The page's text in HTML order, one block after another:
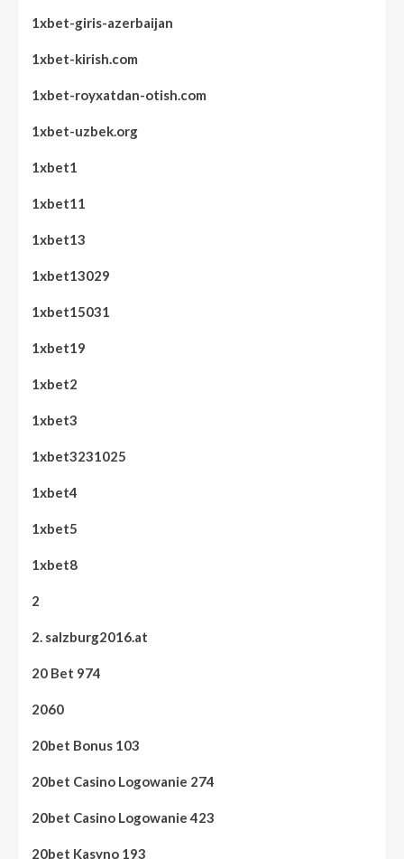
1xbet-giris-azerbaijan
1xbet-kirish.com
1xbet-royxatdan-otish.com
1xbet-uzbek.org
1xbet1
1xbet11
1xbet13
1xbet13029
1xbet15031
1xbet19
1xbet2
1xbet3
1xbet3231025
1xbet4
1xbet5
1xbet8
2
2. salzburg2016.at
20 Bet 974
2060
20bet Bonus 103
20bet Casino Logowanie 274
20bet Casino Logowanie 423
20bet Kasyno 193